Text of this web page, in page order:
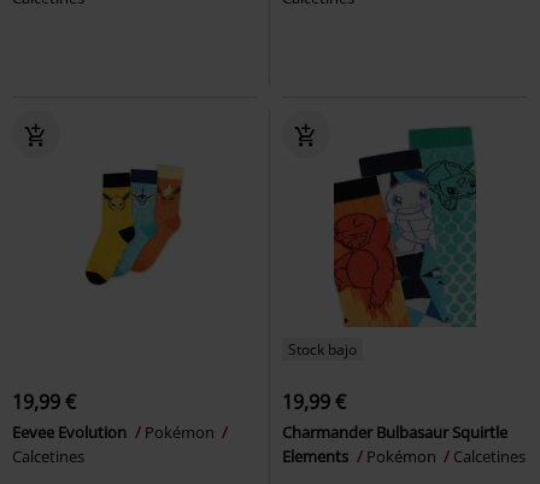
19,99 €
Eevee Evolution
Pokémon
Calcetines
Stock bajo
19,99 €
Charmander Bulbasaur Squirtle
Elements
Pokémon Calcetines